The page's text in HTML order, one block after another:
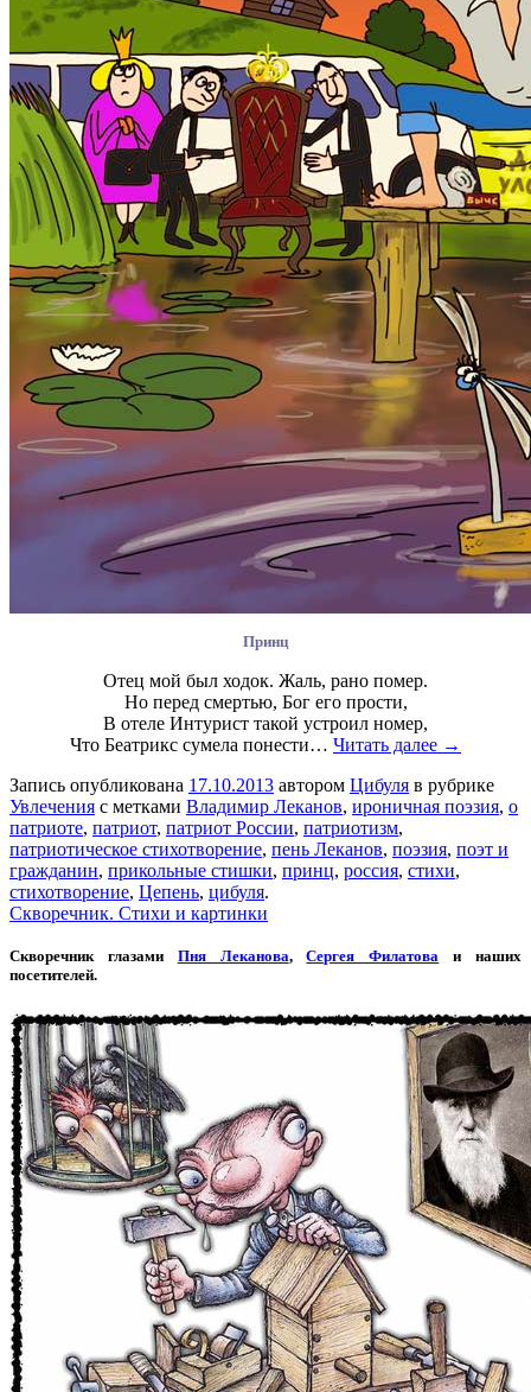
Принц
Отец мой был ходок. Жаль, рано помер.
Но перед смертью, Бог его прости,
В отеле Интурист такой устроил номер,
Что Беатрикс сумела понести… Читать далее →
Запись опубликована 17.10.2013 автором Цибуля в рубрике
Увлечения с метками Владимир Леканов, ироничная поэзия, о
патриоте, патриот, патриот России, патриотизм,
патриотическое стихотворение, пень Леканов, поэзия, поэт и
гражданин, прикольные стишки, принц, россия, стихи,
стихотворение, Цепень, цибуля.
Скворечник. Стихи и картинки
Скворечник глазами Пня Леканова,Сергея Филатова и наших
посетителей.